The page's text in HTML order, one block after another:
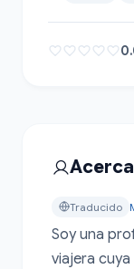
Traducido
Soy una
viajera